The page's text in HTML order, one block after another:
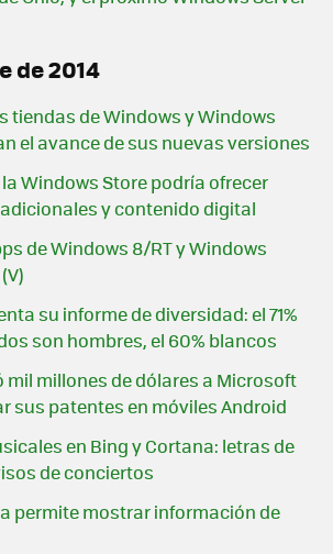
de 2014
tiendas de Windows y Windows
el avance de sus nuevas versiones
la Windows Store podría ofrecer
y contenido digital
de Windows 8/RT y Windows
su informe de diversidad: el 71%
son hombres, el 60% blancos
mil millones de dólares a Microsoft
sus patentes en móviles Android
en Bing y Cortana: letras de
de conciertos
permite mostrar información de